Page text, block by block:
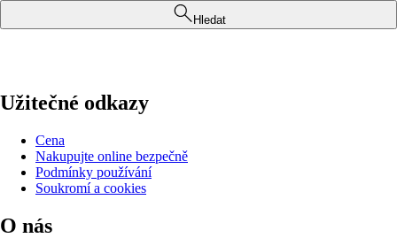
Hledat
Užitečné odkazy
Cena
Nakupujte online bezpečně
Podmínky používání
Soukromí a cookies
O nás